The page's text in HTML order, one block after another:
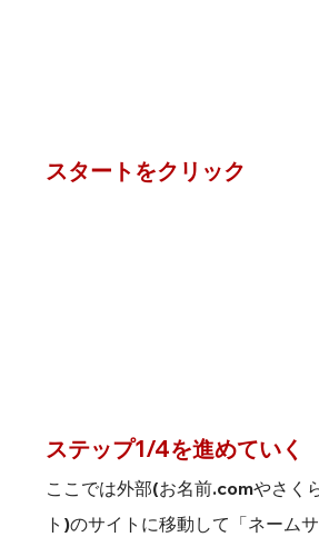
スタートをクリック
ステップ1/4を進めていく
ここでは外部(お名前.comやさく
ト)のサイトに移動して「ネーム